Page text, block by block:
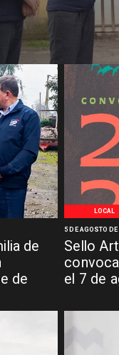
de
de
LOCAL
Sello
el 7 de
5 DE AGOSTO